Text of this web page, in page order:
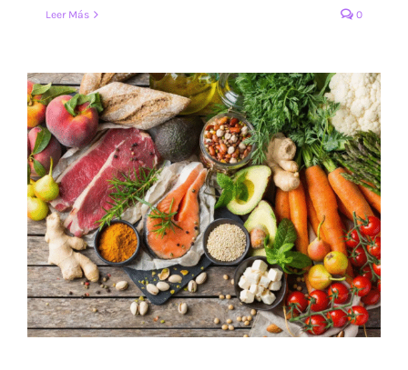
Leer Más 0